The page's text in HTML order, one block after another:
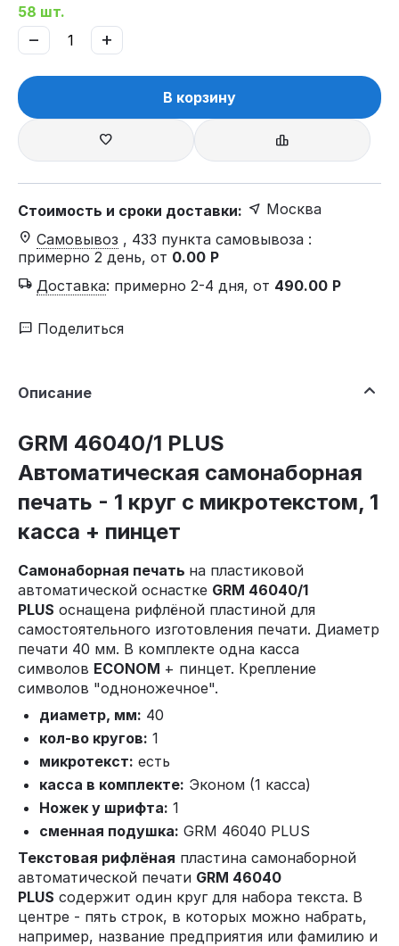
58 шт.
+
−
В корзину
Стоимость и сроки доставки:
Москва
Самовывоз , 433 пункта самовывоза :
примерно 2 день, от 0.00 Р
Доставка: примерно 2-4 дня, от 490.00 Р
Поделиться
Описание
GRM 46040/1 PLUS
Автоматическая самонаборная
печать - 1 круг с микротекстом, 1
касса + пинцет
Самонаборная печать на пластиковой
автоматической оснастке GRM 46040/1
PLUS оснащена рифлёной пластиной для
самостоятельного изготовления печати. Диаметр
печати 40 мм. В комплекте одна касса
символов ECONOM + пинцет. Крепление
символов "одноножечное".
диаметр, мм: 40
кол-во кругов: 1
микротекст: есть
касса в комплекте: Эконом (1 касса)
Ножек у шрифта: 1
сменная подушка: GRM 46040 PLUS
Текстовая рифлёная пластина самонаборной
автоматической печати GRM 46040
PLUS содержит один круг для набора текста. В
центре - пять строк, в которых можно набрать,
например, название предприятия или фамилию и